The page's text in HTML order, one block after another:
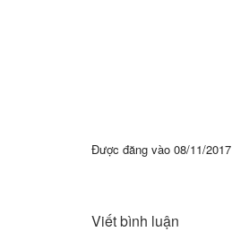
Được đăng vào 08/11/2017
Viết bình luận